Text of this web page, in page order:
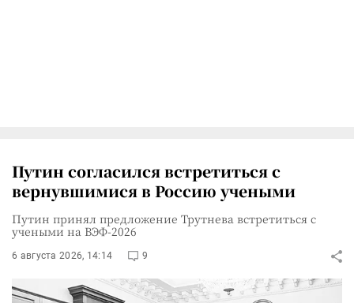
Путин согласился встретиться с
вернувшимися в Россию учеными
Путин принял предложение Трутнева встретиться с
учеными на ВЭФ-2026
6 августа 2026, 14:14 9